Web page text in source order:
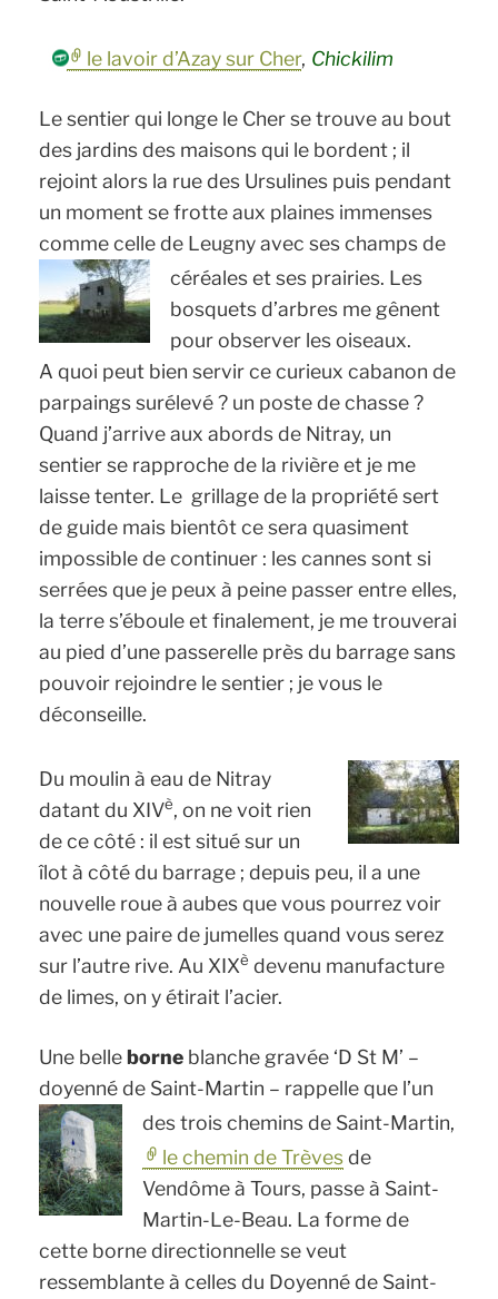
le lavoir d’Azay sur Cher, Chickilim
Le sentier qui longe le Cher se trouve au bout
des jardins des maisons qui le bordent ; il
rejoint alors la rue des Ursulines puis pendant
un moment se frotte aux plaines immenses
comme celle de Leugny avec ses champs de
céréales et ses prairies. Les
bosquets d’arbres me gênent
pour observer les oiseaux.
A quoi peut bien servir ce curieux cabanon de
parpaings surélevé ? un poste de chasse ?
Quand j’arrive aux abords de Nitray, un
sentier se rapproche de la rivière et je me
laisse tenter. Le grillage de la propriété sert
de guide mais bientôt ce sera quasiment
impossible de continuer : les cannes sont si
serrées que je peux à peine passer entre elles,
la terre s’éboule et finalement, je me trouverai
au pied d’une passerelle près du barrage sans
pouvoir rejoindre le sentier ; je vous le
déconseille.
Du moulin à eau de Nitray
datant du XIVè, on ne voit rien
de ce côté : il est situé sur un
îlot à côté du barrage ; depuis peu, il a une
nouvelle roue à aubes que vous pourrez voir
avec une paire de jumelles quand vous serez
sur l’autre rive. Au XIXè devenu manufacture
de limes, on y étirait l’acier.
Une belleborne blanche gravée ‘D St M’ –
doyenné de Saint-Martin – rappelle que l’un
des trois chemins de Saint-Martin,
le chemin de Trèvesde
Vendôme à Tours, passe à Saint-
Martin-Le-Beau. La forme de
cette borne directionnelle se veut
ressemblante à celles du Doyenné de Saint-